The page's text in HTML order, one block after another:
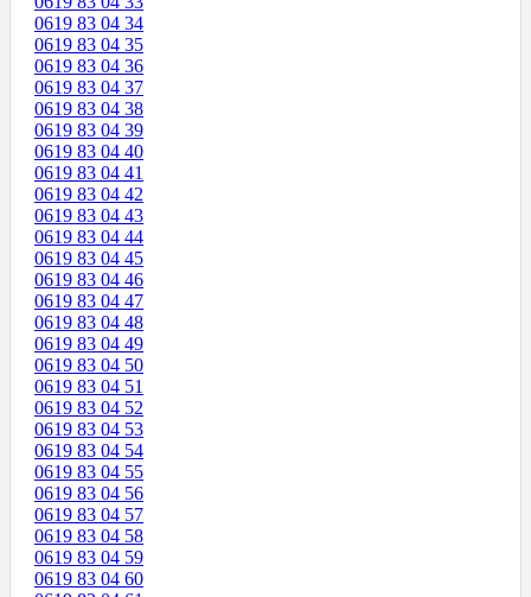
0619 83 04 34
0619 83 04 35
0619 83 04 36
0619 83 04 37
0619 83 04 38
0619 83 04 39
0619 83 04 40
0619 83 04 41
0619 83 04 42
0619 83 04 43
0619 83 04 44
0619 83 04 45
0619 83 04 46
0619 83 04 47
0619 83 04 48
0619 83 04 49
0619 83 04 50
0619 83 04 51
0619 83 04 52
0619 83 04 53
0619 83 04 54
0619 83 04 55
0619 83 04 56
0619 83 04 57
0619 83 04 58
0619 83 04 59
0619 83 04 60